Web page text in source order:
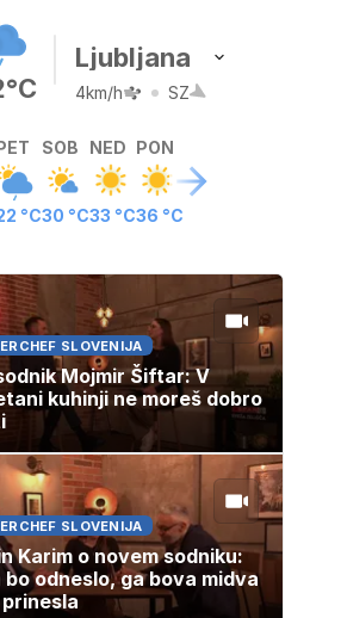
Ljubljana
4km/h SZ
PET
°C
SOB
30 °C
NED
33 °C
PON
36 °C
SLOVENIJA
Mojmir Šiftar: V
kuhinji ne moreš dobro
SLOVENIJA
Karim o novem sodniku:
bo odneslo, ga bova midva